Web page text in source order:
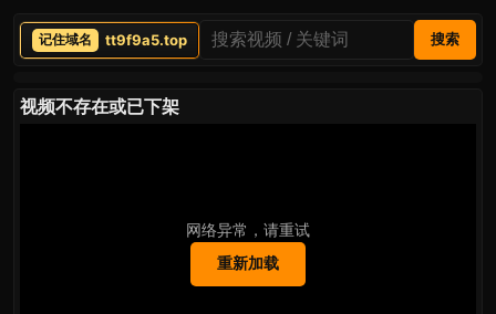
tt9f9a5.top 搜索
视频不存在或已下架
网络异常，请重试
重新加载